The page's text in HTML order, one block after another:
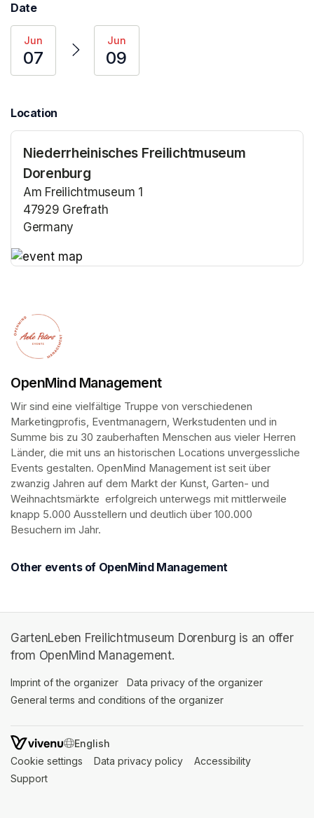
Date
Jun
07
Jun
09
Location
Niederrheinisches Freilichtmuseum
Dorenburg
Am Freilichtmuseum 1
47929 Grefrath
Germany
OpenMind Management
Wir sind eine vielfältige Truppe von verschiedenen
Marketingprofis, Eventmanagern, Werkstudenten und in
Summe bis zu 30 zauberhaften Menschen aus vieler Herren
Länder, die mit uns an historischen Locations unvergessliche
Events gestalten. OpenMind Management ist seit über
zwanzig Jahren auf dem Markt der Kunst, Garten- und
Weihnachtsmärkte  erfolgreich unterwegs mit mittlerweile
knapp 5.000 Ausstellern und deutlich über 100.000
Besuchern im Jahr.
Other events of OpenMind Management
GartenLeben Freilichtmuseum Dorenburg is an offer
from OpenMind Management.
Imprint of the organizer (opens in a new tab)
Data privacy of the organizer
General terms and conditions of the organizer
SWITCH LANGUAGE
Cookie settings (opens in a new tab)
Data privacy policy (opens in a new tab)
Accessibility
Support